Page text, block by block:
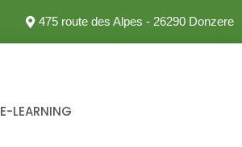
475 route des Alpes - 26290 Donzere
E-LEARNING